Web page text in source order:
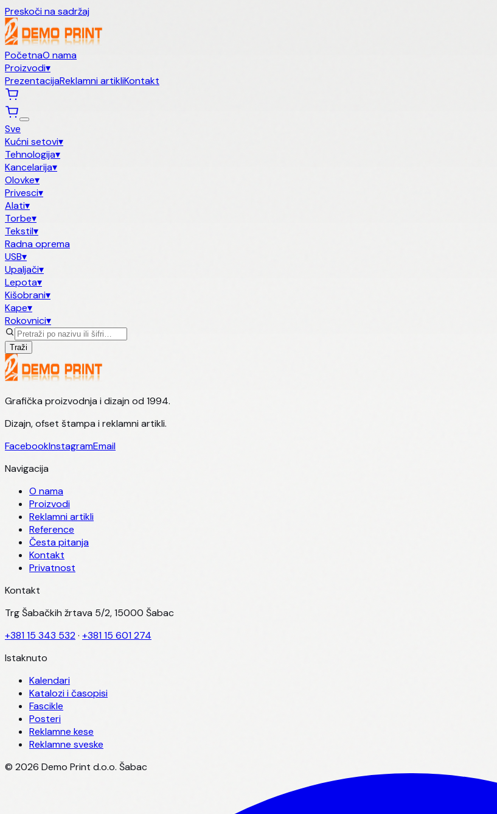
Preskoči na sadržaj
PočetnaO nama
Proizvodi▾
PrezentacijaReklamni artikliKontakt
Sve
Kućni setovi▾
Tehnologija▾
Kancelarija▾
Olovke▾
Privesci▾
Alati▾
Torbe▾
Tekstil▾
Radna oprema
USB▾
Upaljači▾
Lepota▾
Kišobrani▾
Kape▾
Rokovnici▾
Traži
Grafička proizvodnja i dizajn od 1994.
Dizajn, ofset štampa i reklamni artikli.
FacebookInstagramEmail
Navigacija
O nama
Proizvodi
Reklamni artikli
Reference
Česta pitanja
Kontakt
Privatnost
Kontakt
Trg Šabačkih žrtava 5/2, 15000 Šabac
+381 15 343 532· +381 15 601 274
Istaknuto
Kalendari
Katalozi i časopisi
Fascikle
Posteri
Reklamne kese
Reklamne sveske
© 2026 Demo Print d.o.o. Šabac